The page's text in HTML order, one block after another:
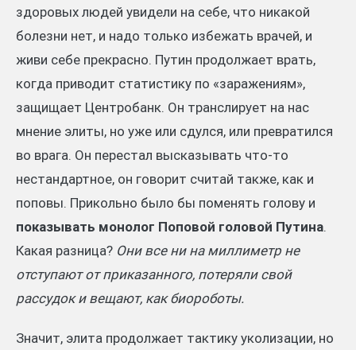
здоровых людей увидели на себе, что никакой
болезни нет, и надо только избежать врачей, и
живи себе прекрасно. Путин продолжает врать,
когда приводит статистику по «заражениям»,
защищает Центробанк. Он транслирует на нас
мнение элиты, но уже или сдулся, или превратился
во врага. Он перестал высказывать что-то
нестандартное, он говорит считай также, как и
поповы. Прикольно было бы поменять голову и
показывать монолог Поповой головой Путина.
Какая разница? Они все ни на миллиметр не
отступают от приказанного, потеряли свой
рассудок и вещают, как биороботы.
Значит, элита продолжает тактику уколизации, но